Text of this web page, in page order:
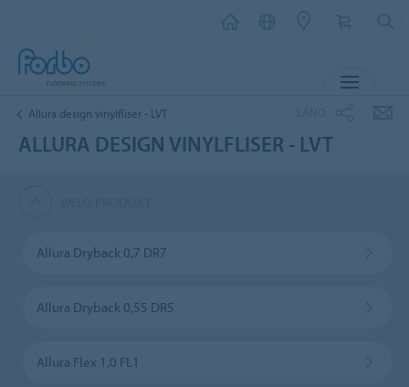
Allura design vinylfliser - LVT
ALLURA DESIGN VINYLFLISER - LVT
Allura Dryback 0,7 DR7
Allura Dryback 0,55 DR5
Allura Flex 1,0 FL1